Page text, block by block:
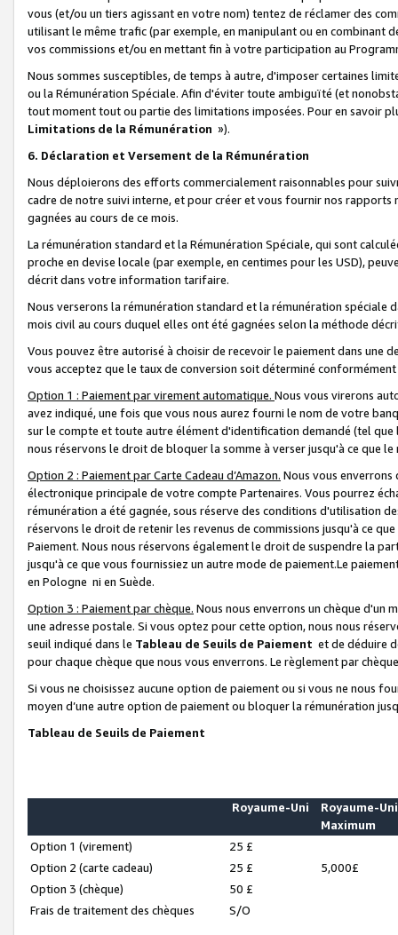
vous (et/ou un tiers agissant en votre nom) tentez de réclamer des
utilisant le même trafic (par exemple, en manipulant ou en combinant
vos commissions et/ou en mettant fin à votre participation au
Nous sommes susceptibles, de temps à autre, d'imposer certaines
ou la Rémunération Spéciale. Afin d'éviter toute ambiguïté (et
tout moment tout ou partie des limitations imposées. Pour en savoir
Limitations de la Rémunération »).
6. Déclaration et Versement de la Rémunération
Nous déploierons des efforts commercialement raisonnables pour
cadre de notre suivi interne, et pour créer et vous fournir nos
gagnées au cours de ce mois.
La rémunération standard et la Rémunération Spéciale, qui sont
proche en devise locale (par exemple, en centimes pour les USD),
décrit dans votre information tarifaire.
Nous verserons la rémunération standard et la rémunération spéciale
mois civil au cours duquel elles ont été gagnées selon la méthode
Vous pouvez être autorisé à choisir de recevoir le paiement dans une
vous acceptez que le taux de conversion soit déterminé
Option 1 : Paiement par virement automatique. Nous vous virerons
avez indiqué, une fois que vous nous aurez fourni le nom de votre
sur le compte et toute autre élément d'identification demandé (tel que
nous réservons le droit de bloquer la somme à verser jusqu'à ce que
Option 2 : Paiement par Carte Cadeau d’Amazon. Nous vous
électronique principale de votre compte Partenaires. Vous pourrez
rémunération a été gagnée, sous réserve des conditions d'utilisation
réservons le droit de retenir les revenus de commissions jusqu'à ce
Paiement. Nous nous réservons également le droit de suspendre la
jusqu'à ce que vous fournissiez un autre mode de paiement.Le
en Pologne ni en Suède.
Option 3 : Paiement par chèque. Nous nous enverrons un chèque d'un
une adresse postale. Si vous optez pour cette option, nous nous
seuil indiqué dans le Tableau de Seuils de Paiement et de déduire
pour chaque chèque que nous vous enverrons. Le règlement par
Si vous ne choisissez aucune option de paiement ou si vous ne nous
moyen d’une autre option de paiement ou bloquer la rémunération
Tableau de Seuils de Paiement
Royaume-Uni
Royaume-Uni
Maximum
Option 1 (virement)
25 £
Option 2 (carte cadeau)
25 £
5,000£
Option 3 (chèque)
50 £
Frais de traitement des chèques
S/O